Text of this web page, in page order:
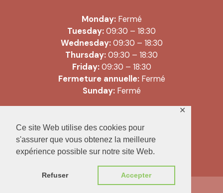
Ce site Web utilise des cookies pour
s'assurer que vous obtenez la meilleure
expérience possible sur notre site Web.
Refuser Accepter
✕
Monday: Fermé
Tuesday:09:30 – 18:30
Wednesday: 09:30 – 18:30
Thursday:09:30 – 18:30
Friday: 09:30 – 18:30
Fermeture annuelle: Fermé
Sunday: Fermé
Copyright © 2026 Literie Libau |
Conditions générales de vente